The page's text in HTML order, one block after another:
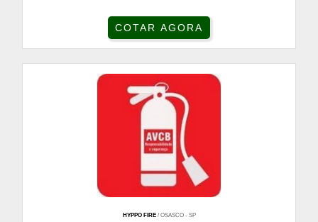
COTAR AGORA
HYPPO FIRE/ OSASCO - SP